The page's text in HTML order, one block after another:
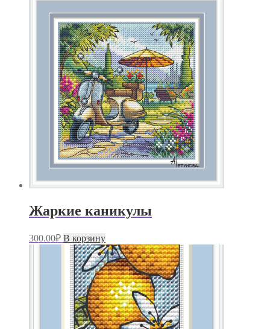
Жаркие каникулы
300.00₽ В корзину